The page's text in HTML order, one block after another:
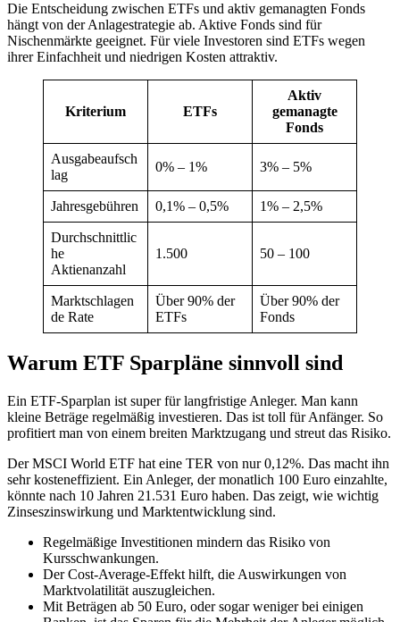
Die Entscheidung zwischen ETFs und aktiv gemanagten Fonds
hängt von der Anlagestrategie ab. Aktive Fonds sind für
Nischenmärkte geeignet. Für viele Investoren sind ETFs wegen
ihrer Einfachheit und niedrigen Kosten attraktiv.
Kriterium ETFs
Aktiv
gemanagte
Fonds
Ausgabeaufsch
lag
0% – 1% 3% – 5%
Jahresgebühren 0,1% – 0,5% 1% – 2,5%
Durchschnittlic
he
Aktienanzahl
1.500 50 – 100
Marktschlagen
de Rate
Über 90% der
ETFs
Über 90% der
Fonds
Warum ETF Sparpläne sinnvoll sind
Ein ETF-Sparplan ist super für langfristige Anleger. Man kann
kleine Beträge regelmäßig investieren. Das ist toll für Anfänger. So
profitiert man von einem breiten Marktzugang und streut das Risiko.
Der MSCI World ETF hat eine TER von nur 0,12%. Das macht ihn
sehr kosteneffizient. Ein Anleger, der monatlich 100 Euro einzahlte,
könnte nach 10 Jahren 21.531 Euro haben. Das zeigt, wie wichtig
Zinseszinswirkung und Marktentwicklung sind.
Regelmäßige Investitionen mindern das Risiko von
Kursschwankungen.
Der Cost-Average-Effekt hilft, die Auswirkungen von
Marktvolatilität auszugleichen.
Mit Beträgen ab 50 Euro, oder sogar weniger bei einigen